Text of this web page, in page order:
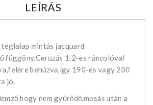
LEÍRÁS
téglalap mintás jacquard
függöny.Ceruzás 1:2-es ráncolóval
behúzva,így 190-es vagy 200
jó.
hogy nem gyűrődő,mosás után a